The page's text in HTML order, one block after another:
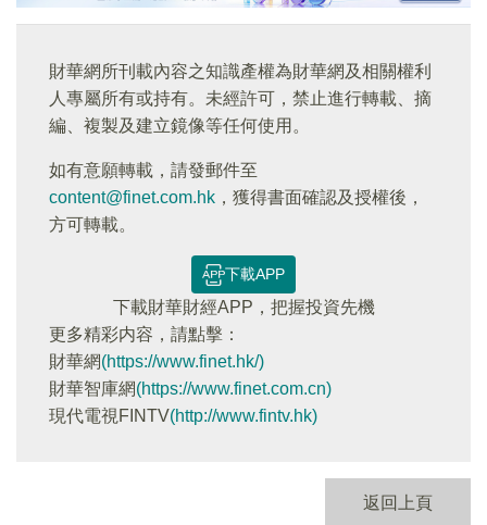
財華網所刊載內容之知識產權為財華網及相關權利
人專屬所有或持有。未經許可，禁止進行轉載、摘
編、複製及建立鏡像等任何使用。
如有意願轉載，請發郵件至
content@finet.com.hk ，獲得書面確認及授權後，
方可轉載。
下載APP
下載財華財經APP，把握投資先機
更多精彩内容，請點擊：
財華網(https://www.finet.hk/)
財華智庫網(https://www.finet.com.cn)
現代電視FINTV(http://www.fintv.hk)
返回上頁